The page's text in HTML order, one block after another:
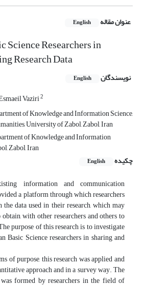
عنوان مقاله English
Science Researchers in
Research Data
نویسندگان English
Vaziri2
of Knowledge and Information Science,
University of Zabol, Zabol, Iran
of Knowledge and Information
Zabol, Iran
چکیده
English
information and communication
a platform through which researchers
the data used in their research, which may
with other researchers and others to
purpose of this research is to investigate
Basic Science researchers in sharing and
of purpose, this research was applied and
approach and in a survey way. The
formed by researchers in the field of